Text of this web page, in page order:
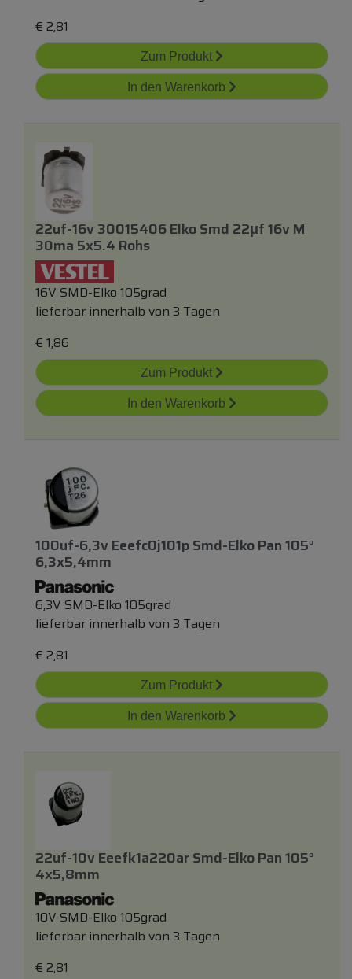
€ 2,81
Zum Produkt
In den Warenkorb
22uf-16v 30015406 Elko Smd 22μf 16v M
30ma 5x5.4 Rohs
16V SMD-Elko 105grad
lieferbar innerhalb von 3 Tagen
€ 1,86
Zum Produkt
In den Warenkorb
100uf-6,3v Eeefc0j101p Smd-Elko Pan 105°
6,3x5,4mm
6,3V SMD-Elko 105grad
lieferbar innerhalb von 3 Tagen
€ 2,81
Zum Produkt
In den Warenkorb
22uf-10v Eeefk1a220ar Smd-Elko Pan 105°
4x5,8mm
10V SMD-Elko 105grad
lieferbar innerhalb von 3 Tagen
€ 2,81